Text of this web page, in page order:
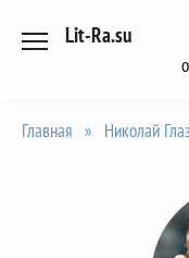
Lit-Ra.su
Главная » Николай